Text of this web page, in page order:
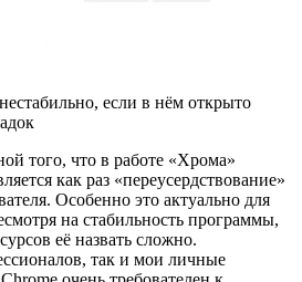
если в нём открыто
того, что в работе «Хрома»
как раз «переусердствование»
Особенно это актуально для
на стабильность программы,
её назвать сложно.
так и мои личные